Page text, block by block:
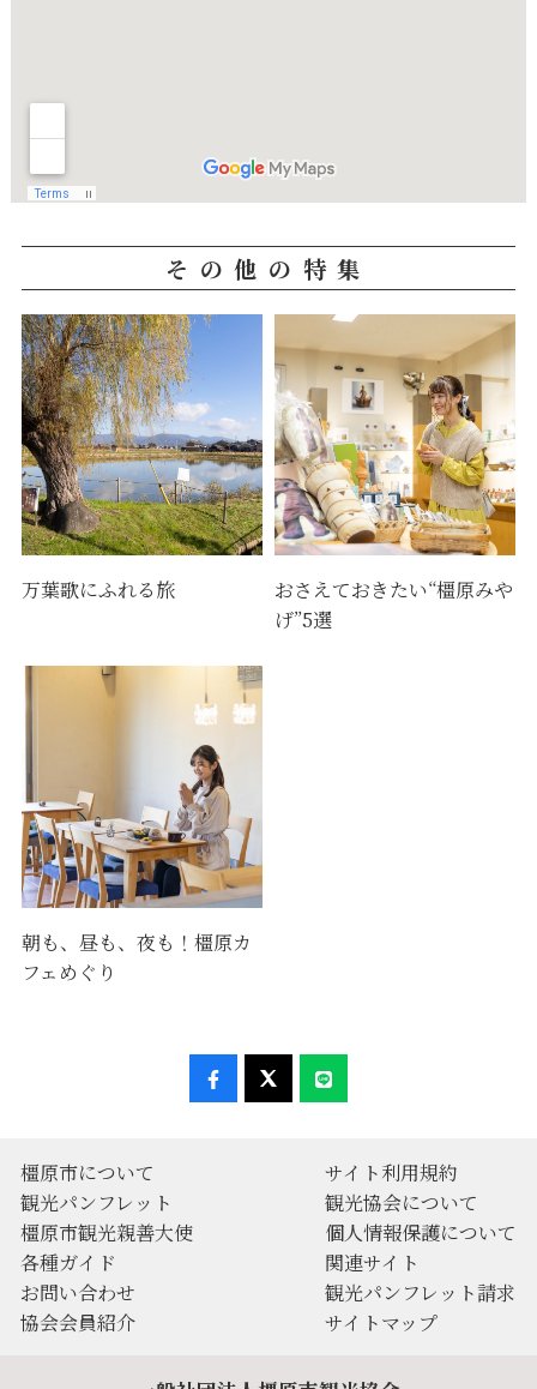
その他の特集
万葉歌にふれる旅
おさえておきたい“橿原みや
げ”5選
朝も、昼も、夜も！橿原カ
フェめぐり
橿原市について
観光パンフレット
橿原市観光親善大使
各種ガイド
お問い合わせ
協会会員紹介
サイト利用規約
観光協会について
個人情報保護について
関連サイト
観光パンフレット請求
サイトマップ